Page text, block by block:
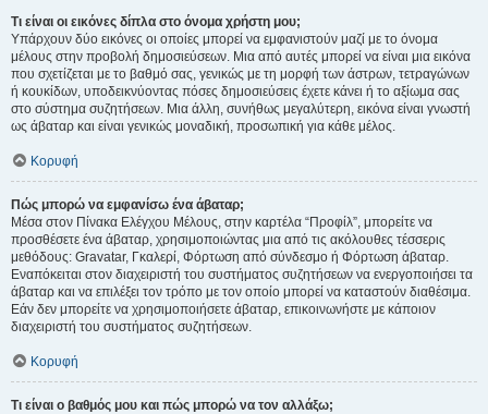
Τι είναι οι εικόνες δίπλα στο όνομα χρήστη μου;
Υπάρχουν δύο εικόνες οι οποίες μπορεί να εμφανιστούν μαζί με το όνομα
μέλους στην προβολή δημοσιεύσεων. Μια από αυτές μπορεί να είναι μια εικόνα
που σχετίζεται με το βαθμό σας, γενικώς με τη μορφή των άστρων, τετραγώνων
ή κουκίδων, υποδεικνύοντας πόσες δημοσιεύσεις έχετε κάνει ή το αξίωμα σας
στο σύστημα συζητήσεων. Μια άλλη, συνήθως μεγαλύτερη, εικόνα είναι γνωστή
ως άβαταρ και είναι γενικώς μοναδική, προσωπική για κάθε μέλος.
Κορυφή
Πώς μπορώ να εμφανίσω ένα άβαταρ;
Μέσα στον Πίνακα Ελέγχου Μέλους, στην καρτέλα “Προφίλ”, μπορείτε να
προσθέσετε ένα άβαταρ, χρησιμοποιώντας μια από τις ακόλουθες τέσσερις
μεθόδους: Gravatar, Γκαλερί, Φόρτωση από σύνδεσμο ή Φόρτωση άβαταρ.
Εναπόκειται στον διαχειριστή του συστήματος συζητήσεων να ενεργοποιήσει τα
άβαταρ και να επιλέξει τον τρόπο με τον οποίο μπορεί να καταστούν διαθέσιμα.
Εάν δεν μπορείτε να χρησιμοποιήσετε άβαταρ, επικοινωνήστε με κάποιον
διαχειριστή του συστήματος συζητήσεων.
Κορυφή
Τι είναι ο βαθμός μου και πώς μπορώ να τον αλλάξω;